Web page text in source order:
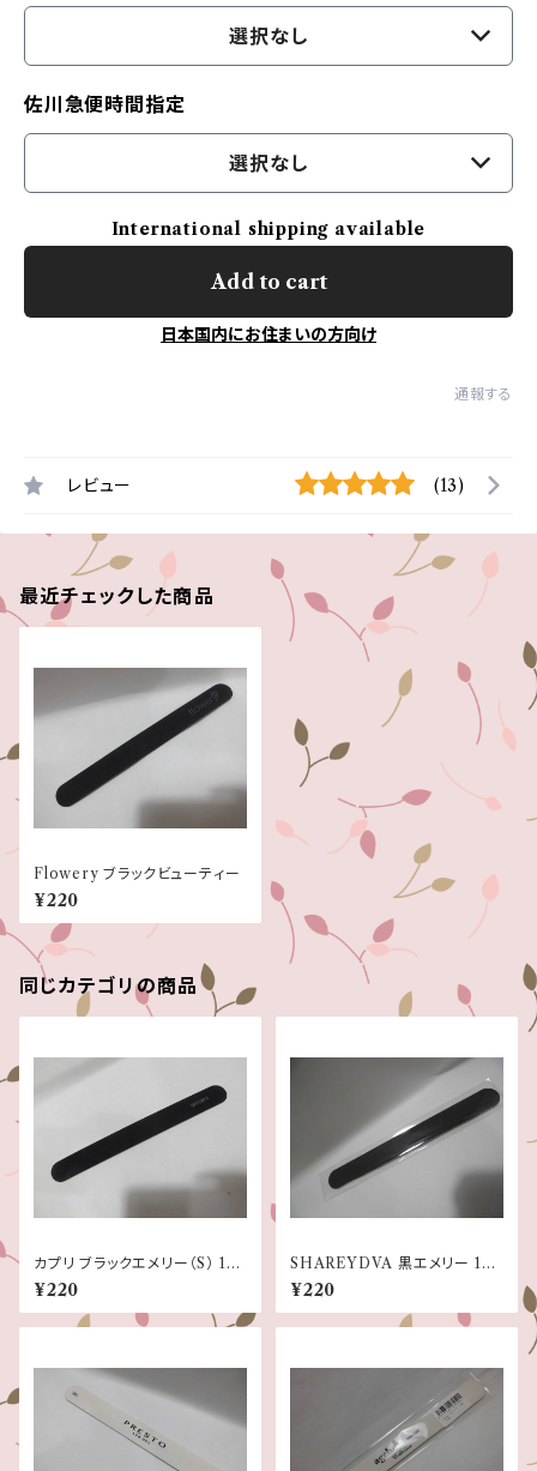
選択なし
佐川急便時間指定
選択なし
International shipping available
Add to cart
日本国内にお住まいの方向け
通報する
レビュー (13)
最近チェックした商品
Flowery ブラックビューティー
¥220
同じカテゴリの商品
カプリ ブラックエメリー（S） 150
／220
¥220
SHAREYDVA 黒エメリー 18
0/180
¥220